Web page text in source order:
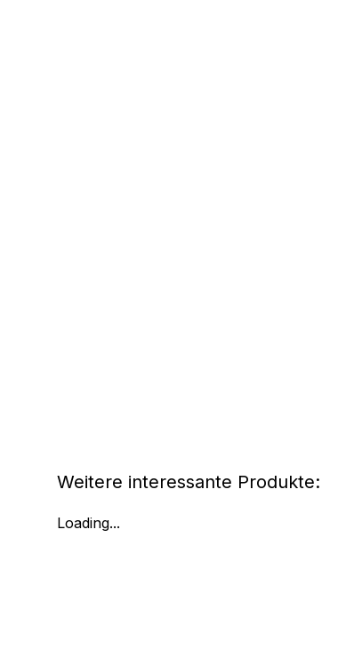
Weitere interessante Produkte:
Loading...